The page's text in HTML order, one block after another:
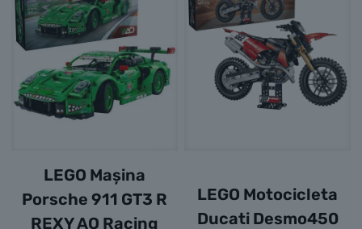
LEGO Mașina
Porsche 911 GT3 R
REXY AO Racing
LEGO Motocicleta
Ducati Desmo450